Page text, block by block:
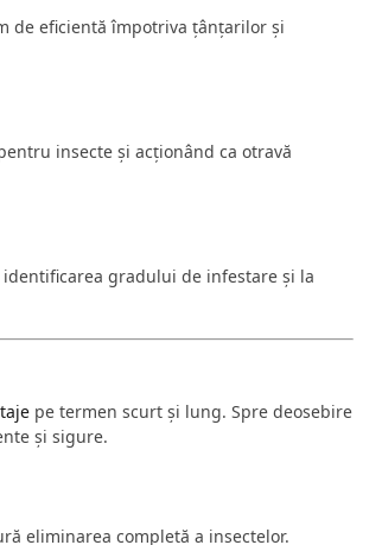
de eficientă împotriva țânțarilor și
insecte și acționând ca otravă
gradului de infestare și la
pe termen scurt și lung. Spre deosebire
și sigure.
eliminarea completă a insectelor.